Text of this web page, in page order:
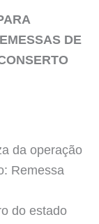
DE
da operação
Remessa
do estado